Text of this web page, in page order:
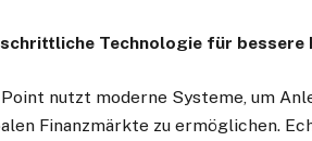
Technologie für bessere
nutzt moderne Systeme, um
Finanzmärkte zu ermöglichen.